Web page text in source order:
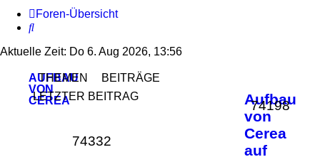
Foren-Übersicht
Suche
Aktuelle Zeit: Do 6. Aug 2026, 13:56
AUFBAU
VON
CEREA
THEMEN
BEITRÄGE
LETZTER BEITRAG
Aufbau
von
Cerea
auf
74198
74332